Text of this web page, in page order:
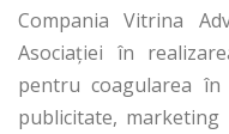
Compania Vitrina
Asociației în
pentru coagularea
publicitate,